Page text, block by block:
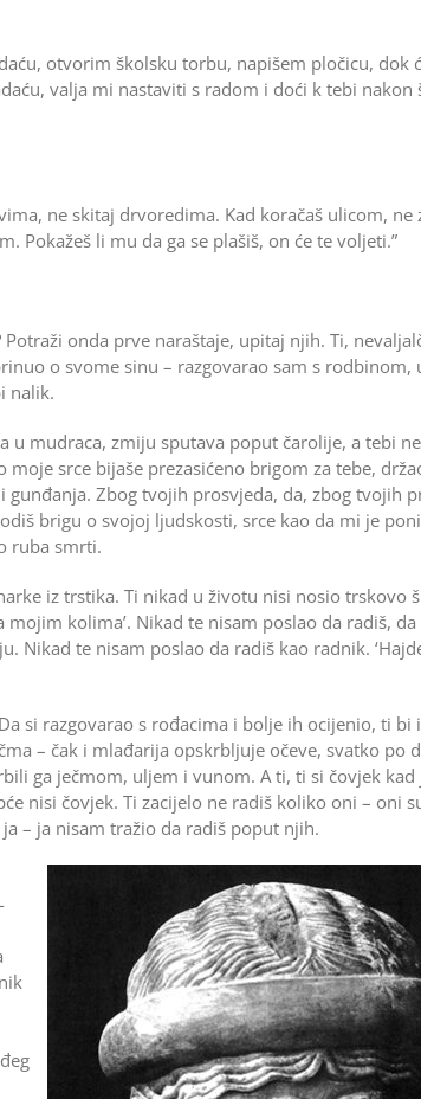
otvorim školsku torbu, napišem pločicu, dok
valja mi nastaviti s radom i doći k tebi nakon
ne skitaj drvoredima. Kad koračaš ulicom, ne
Pokažeš li mu da ga se plašiš, on će te voljeti.”
onda prve naraštaje, upitaj njih. Ti,
o svome sinu – razgovarao sam s rodbinom,
nalik.
u mudraca, zmiju sputava poput čarolije, a tebi
srce bijaše prezasićeno brigom za tebe,
Zbog tvojih prosvjeda, da, zbog tvojih
brigu o svojoj ljudskosti, srce kao da mi je
ruba smrti.
iz trstika. Ti nikad u životu nisi nosio trskovo
kolima’. Nikad te nisam poslao da radiš,
Nikad te nisam poslao da radiš kao radnik.
si razgovarao s rođacima i bolje ih ocijenio, ti bi
– čak i mlađarija opskrbljuje očeve, svatko po
ga ječmom, uljem i vunom. A ti, ti si čovjek
nisi čovjek. Ti zacijelo ne radiš koliko oni – oni
– ja nisam tražio da radiš poput njih.